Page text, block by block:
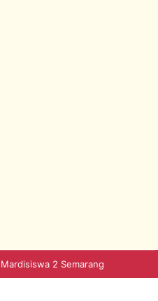
2 Semarang